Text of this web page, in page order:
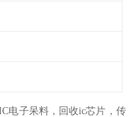
电子呆料，回收ic芯片，传